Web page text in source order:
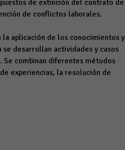
de extinción del contrato de
de conflictos laborales.
aplicación de los conocimientos y
desarrollan actividades y casos
Se combinan diferentes métodos
experiencias, la resolución de